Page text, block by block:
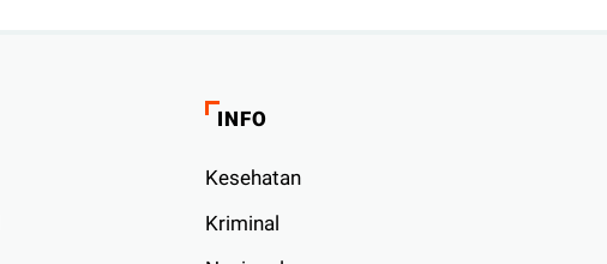
INFO
Kesehatan
Kriminal